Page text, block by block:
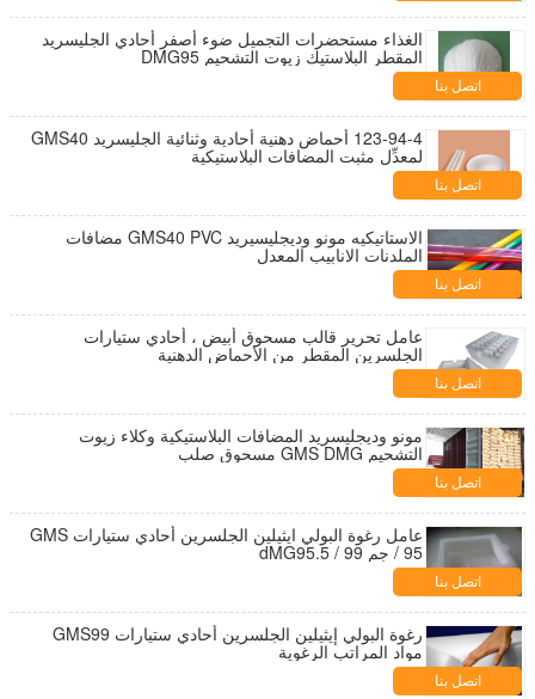
الغذاء مستحضرات التجميل ضوء أصفر أحادي الجليسريد
المقطر البلاستيك زيوت التشحيم DMG95
اتصل بنا
123-94-4 أحماض دهنية أحادية وثنائية الجليسريد GMS40
لمعدِّل مثبت المضافات البلاستيكية
اتصل بنا
الاستاتيكيه مونو وديجليسيريد GMS40 PVC مضافات
الملدنات الانابيب المعدل
اتصل بنا
عامل تحرير قالب مسحوق أبيض ، أحادي ستيارات
الجلسرين المقطر من الأحماض الدهنية
اتصل بنا
مونو وديجليسريد المضافات البلاستيكية وكلاء زيوت
التشحيم GMS DMG مسحوق صلب
اتصل بنا
عامل رغوة البولي ايثيلين الجلسرين أحادي ستيارات GMS
95 / جم 99 / dMG95.5
اتصل بنا
رغوة البولي إيثيلين الجلسرين أحادي ستيارات GMS99
مواد المراتب الرغوية
اتصل بنا